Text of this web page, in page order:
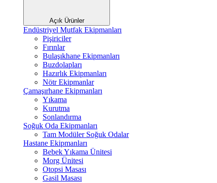
Açık Ürünler
Endüstriyel Mutfak Ekipmanları
Pişiriciler
Fırınlar
Bulaşıkhane Ekipmanları
Buzdolapları
Hazırlık Ekipmanları
Nötr Ekipmanlar
Çamaşırhane Ekipmanları
Yıkama
Kurutma
Sonlandırma
Soğuk Oda Ekipmanları
Tam Modüler Soğuk Odalar
Hastane Ekipmanları
Bebek Yıkama Ünitesi
Morg Ünitesi
Otopsi Masası
Gasil Masası